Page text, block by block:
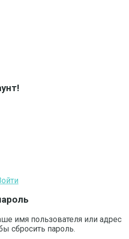
имя пользователя или адрес
сбросить пароль.